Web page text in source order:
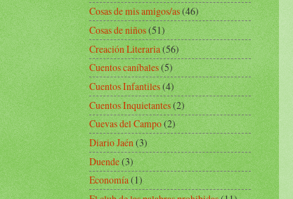
Cosas de mis amigos/as(46)
Cosas de niños(51)
Creación Literaria(56)
Cuentos caníbales(5)
Cuentos Infantiles(4)
Cuentos Inquietantes(2)
Cuevas del Campo(2)
Diario Jaén(3)
Duende(3)
Economía(1)